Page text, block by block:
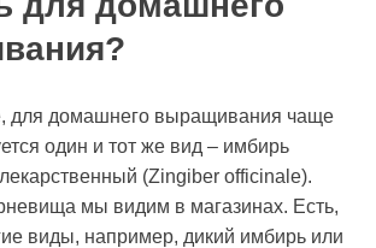
для домашнего выращивания чаще
один и тот же вид – имбирь
(Zingiber officinale).
мы видим в магазинах. Есть,
виды, например, дикий имбирь или